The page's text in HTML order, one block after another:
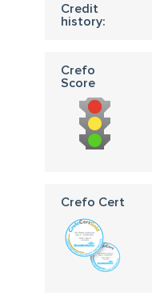
Credit
history:
Crefo
Score
Crefo Cert